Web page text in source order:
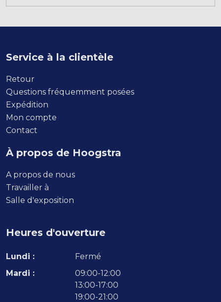
Service à la clientèle
Retour
Questions fréquemment posées
Expédition
Mon compte
Contact
À propos de Hoogstra
A propos de nous
Travailler à
Salle d'exposition
Heures d'ouverture
Lundi :
Fermé
Mardi :
09:00-12:00
13:00-17:00
19:00-21:00